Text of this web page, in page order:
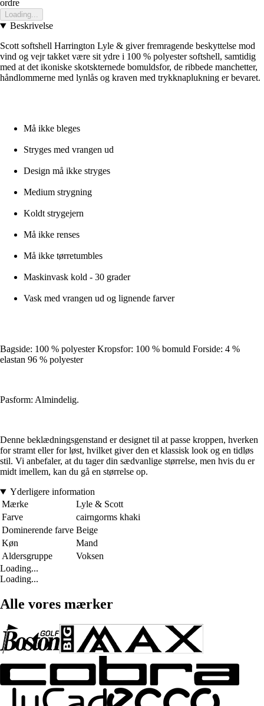
ordre
Loading...
Beskrivelse
Scott softshell Harrington Lyle & giver fremragende beskyttelse mod
vind og vejr takket være sit ydre i 100 % polyester softshell, samtidig
med at det ikoniske skotskternede bomuldsfor, de ribbede manchetter,
håndlommerne med lynlås og kraven med trykknaplukning er bevaret.
Må ikke bleges
Stryges med vrangen ud
Design må ikke stryges
Medium strygning
Koldt strygejern
Må ikke renses
Må ikke tørretumbles
Maskinvask kold - 30 grader
Vask med vrangen ud og lignende farver
Bagside: 100 % polyester Kropsfor: 100 % bomuld Forside: 4 %
elastan 96 % polyester
Pasform: Almindelig.
Denne beklædningsgenstand er designet til at passe kroppen, hverken
for stramt eller for løst, hvilket giver den et klassisk look og en tidløs
stil. Vi anbefaler, at du tager din sædvanlige størrelse, men hvis du er
midt imellem, kan du gå en størrelse op.
Yderligere information
Mærke
Lyle & Scott
Farve
cairngorms khaki
Dominerende farve Beige
Køn
Mand
Aldersgruppe
Voksen
Loading...
Loading...
Alle vores mærker